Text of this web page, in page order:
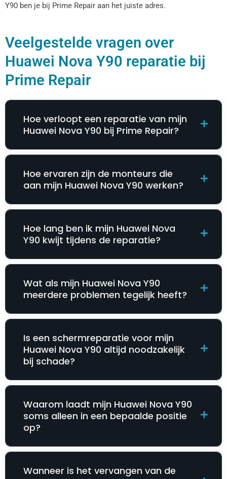
Y90 ben je bij Prime Repair aan het juiste adres.
Veelgestelde vragen over
Huawei Nova Y90 reparatie bij
Prime Repair
Hoe verloopt een reparatie van mijn
Huawei Nova Y90 bij Prime Repair?
Hoe ervaren zijn de monteurs die
aan mijn Huawei Nova Y90 werken?
Hoe lang ben ik mijn Huawei Nova
Y90 kwijt tijdens de reparatie?
Wat als mijn Huawei Nova Y90
meerdere problemen tegelijk heeft?
Is een schermreparatie voor mijn
Huawei Nova Y90 altijd noodzakelijk
bij schade?
Waarom laadt mijn Huawei Nova Y90
soms alleen in een bepaalde positie
op?
Wanneer is het vervangen van de